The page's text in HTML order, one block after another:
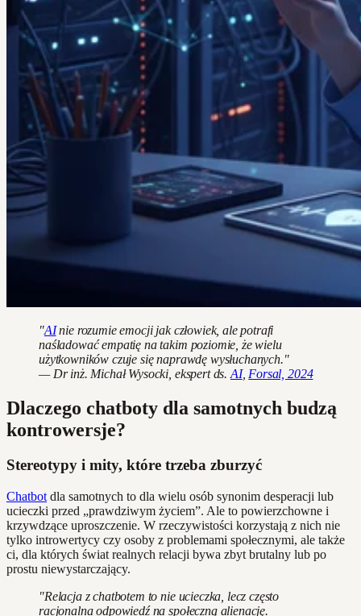
"AInie rozumie emocji jak człowiek, ale potrafi
naśladować empatię na takim poziomie, że wielu
użytkowników czuje się naprawdę wysłuchanych."
— Dr inż. Michał Wysocki, ekspert ds. AI, Forsal, 2024
Dlaczego chatboty dla samotnych budzą
kontrowersje?
Stereotypy i mity, które trzeba zburzyć
Chatbot dla samotnych to dla wielu osób synonim desperacji lub
ucieczki przed „prawdziwym życiem”. Ale to powierzchowne i
krzywdzące uproszczenie. W rzeczywistości korzystają z nich nie
tylko introwertycy czy osoby z problemami społecznymi, ale także
ci, dla których świat realnych relacji bywa zbyt brutalny lub po
prostu niewystarczający.
"Relacja z chatbotem to nie ucieczka, lecz często
racjonalna odpowiedź na społeczną alienację.